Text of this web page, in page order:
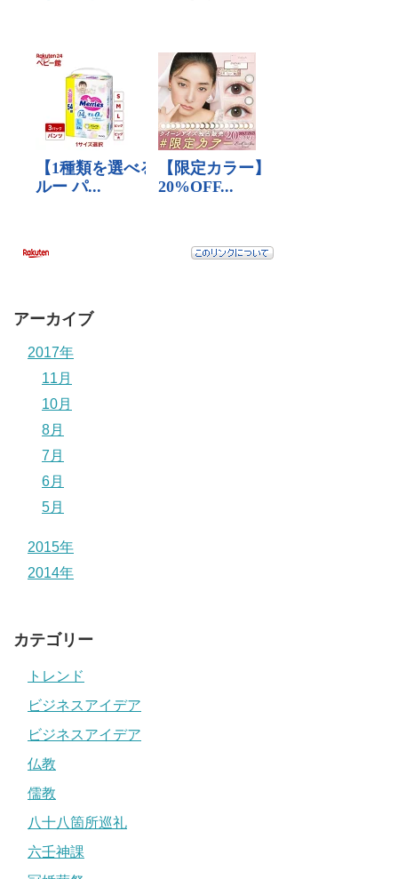
アーカイブ
2017年
11月
10月
8月
7月
6月
5月
2015年
2014年
カテゴリー
トレンド
ビジネスアイデア
ビジネスアイデア
仏教
儒教
八十八箇所巡礼
六壬神課